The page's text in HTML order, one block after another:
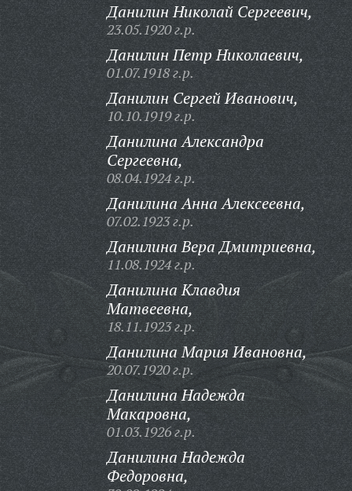
Данилин Николай Сергеевич,
23.05.1920 г.р.
Данилин Петр Николаевич,
01.07.1918 г.р.
Данилин Сергей Иванович,
10.10.1919 г.р.
Данилина Александра
Сергеевна,
08.04.1924 г.р.
Данилина Анна Алексеевна,
07.02.1923 г.р.
Данилина Вера Дмитриевна,
11.08.1924 г.р.
Данилина Клавдия
Матвеевна,
18.11.1923 г.р.
Данилина Мария Ивановна,
20.07.1920 г.р.
Данилина Надежда
Макаровна,
01.03.1926 г.р.
Данилина Надежда
Федоровна,